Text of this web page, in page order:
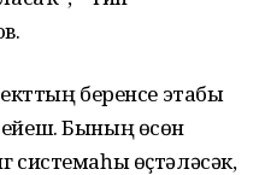
беренсе этабы
Бының өсөн
системаһы өҫтәләсәк,